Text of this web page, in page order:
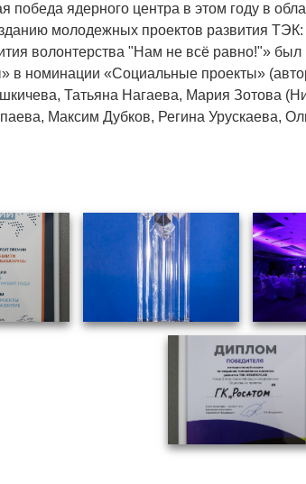
победа ядерного центра в этом году в
молодежных проектов развития
волонтерства "Нам не всё равно!"»
в номинации «Социальные проекты»
Татьяна Нагаева, Мария Зотова
Максим Дубков, Регина Урускаева,